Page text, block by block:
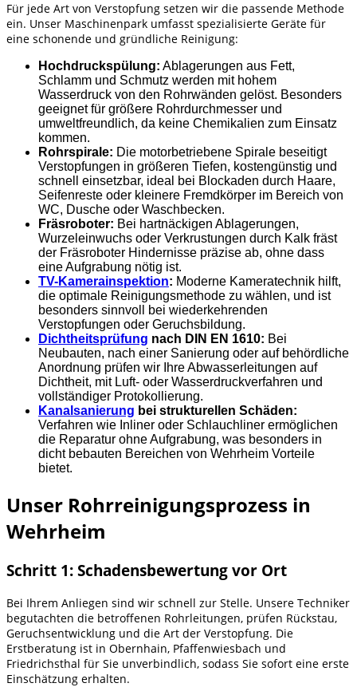
Für jede Art von Verstopfung setzen wir die passende Methode
ein. Unser Maschinenpark umfasst spezialisierte Geräte für
eine schonende und gründliche Reinigung:
Hochdruckspülung: Ablagerungen aus Fett,
Schlamm und Schmutz werden mit hohem
Wasserdruck von den Rohrwänden gelöst. Besonders
geeignet für größere Rohrdurchmesser und
umweltfreundlich, da keine Chemikalien zum Einsatz
kommen.
Rohrspirale: Die motorbetriebene Spirale beseitigt
Verstopfungen in größeren Tiefen, kostengünstig und
schnell einsetzbar, ideal bei Blockaden durch Haare,
Seifenreste oder kleinere Fremdkörper im Bereich von
WC, Dusche oder Waschbecken.
Fräsroboter: Bei hartnäckigen Ablagerungen,
Wurzeleinwuchs oder Verkrustungen durch Kalk fräst
der Fräsroboter Hindernisse präzise ab, ohne dass
eine Aufgrabung nötig ist.
TV-Kamerainspektion: Moderne Kameratechnik hilft,
die optimale Reinigungsmethode zu wählen, und ist
besonders sinnvoll bei wiederkehrenden
Verstopfungen oder Geruchsbildung.
Dichtheitsprüfung nach DIN EN 1610: Bei
Neubauten, nach einer Sanierung oder auf behördliche
Anordnung prüfen wir Ihre Abwasserleitungen auf
Dichtheit, mit Luft- oder Wasserdruckverfahren und
vollständiger Protokollierung.
Kanalsanierung bei strukturellen Schäden:
Verfahren wie Inliner oder Schlauchliner ermöglichen
die Reparatur ohne Aufgrabung, was besonders in
dicht bebauten Bereichen von Wehrheim Vorteile
bietet.
Unser Rohrreinigungsprozess in
Wehrheim
Schritt 1: Schadensbewertung vor Ort
Bei Ihrem Anliegen sind wir schnell zur Stelle. Unsere Techniker
begutachten die betroffenen Rohrleitungen, prüfen Rückstau,
Geruchsentwicklung und die Art der Verstopfung. Die
Erstberatung ist in Obernhain, Pfaffenwiesbach und
Friedrichsthal für Sie unverbindlich, sodass Sie sofort eine erste
Einschätzung erhalten.